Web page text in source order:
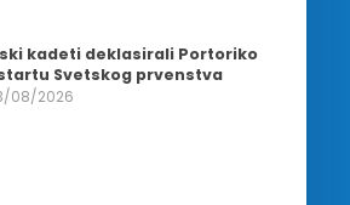
kadeti deklasirali Portoriko
Svetskog prvenstva
08/2026